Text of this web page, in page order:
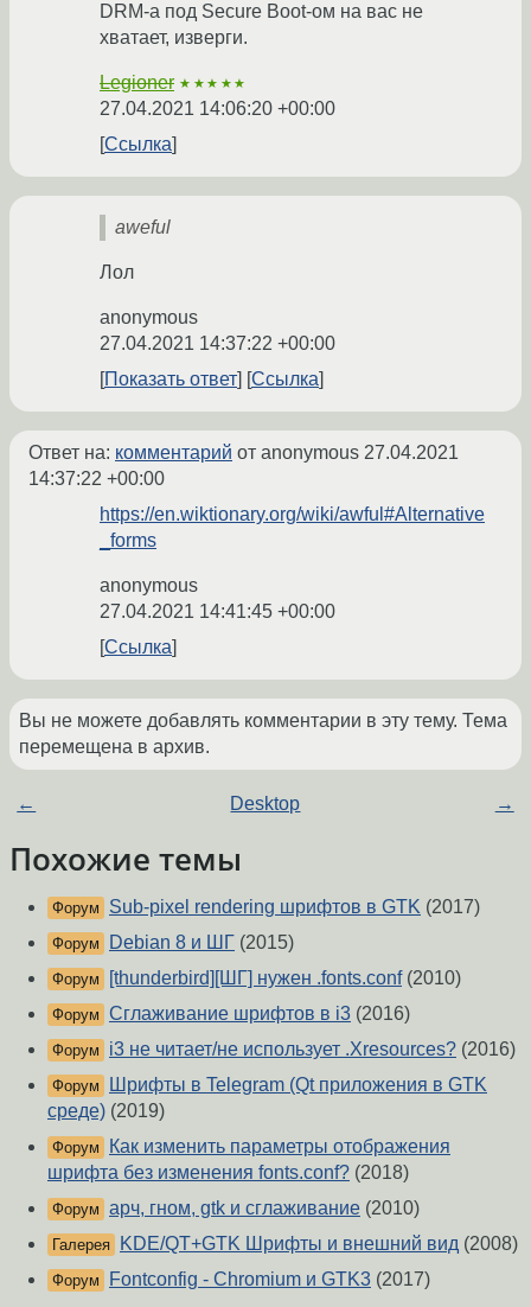
DRM-а под Secure Boot-ом на вас не
хватает, изверги.
Legioner ★★★★★
27.04.2021 14:06:20 +00:00
Ссылка
aweful
Лол
anonymous
27.04.2021 14:37:22 +00:00
Показать ответ
Ссылка
Ответ на: комментарий от anonymous 27.04.2021
14:37:22 +00:00
https://en.wiktionary.org/wiki/awful#Alternative
_forms
anonymous
27.04.2021 14:41:45 +00:00
Ссылка
Вы не можете добавлять комментарии в эту тему. Тема
перемещена в архив.
← Desktop →
Похожие темы
Форум Sub-pixel rendering шрифтов в GTK (2017)
Форум Debian 8 и ШГ (2015)
Форум [thunderbird][ШГ] нужен .fonts.conf(2010)
Форум Сглаживание шрифтов в i3 (2016)
Форум i3 не читает/не использует .Xresources? (2016)
Форум
Шрифты в Telegram (Qt приложения в GTK
среде) (2019)
Форум
Как изменить параметры отображения
шрифта без изменения fonts.conf? (2018)
Форум арч, гном, gtk и сглаживание (2010)
Галерея KDE/QT+GTK Шрифты и внешний вид (2008)
Форум Fontconfig - Chromium и GTK3 (2017)